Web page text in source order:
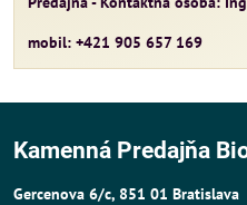
mobil: +421 905 657 169
Kamenná Predajňa
Gercenova 6/c, 851 01 Bratislava